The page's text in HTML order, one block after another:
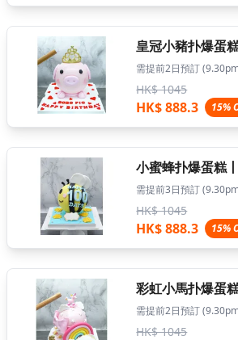
皇冠小豬扑爆蛋
需提前2日預訂
HK$ 1045
HK$ 888.3 15%
小蜜蜂扑爆蛋糕
需提前3日預訂
HK$ 1045
HK$ 888.3 15%
彩虹小馬扑爆蛋
需提前2日預訂
HK$ 1045